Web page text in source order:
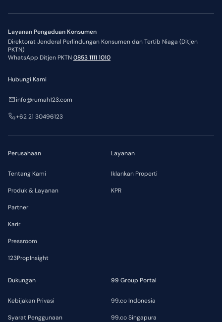
Layanan Pengaduan Konsumen
Direktorat Jenderal Perlindungan Konsumen dan Tertib Niaga (Ditjen
PKTN)
WhatsApp Ditjen PKTN0853 1111 1010
Perusahaan
Tentang Kami
Produk & Layanan
Partner
Karir
Pressroom
123PropInsight
Layanan
Iklankan Properti
KPR
Dukungan
Kebijakan Privasi
Syarat Penggunaan
99 Group Portal
99.co Indonesia
99.co Singapura
Hubungi Kami
info@rumah123.com
+62 21 30496123